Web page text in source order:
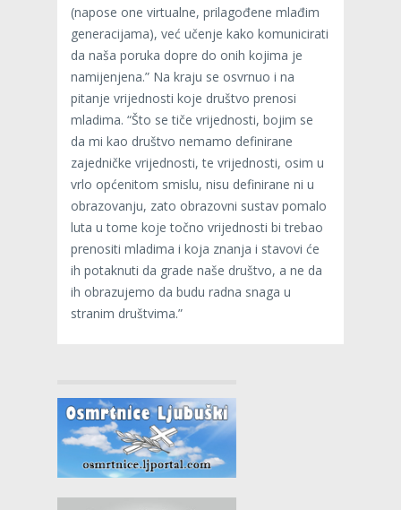
(napose one virtualne, prilagođene mlađim
generacijama), već učenje kako komunicirati
da naša poruka dopre do onih kojima je
namijenjena.” Na kraju se osvrnuo i na
pitanje vrijednosti koje društvo prenosi
mladima. “Što se tiče vrijednosti, bojim se
da mi kao društvo nemamo definirane
zajedničke vrijednosti, te vrijednosti, osim u
vrlo općenitom smislu, nisu definirane ni u
obrazovanju, zato obrazovni sustav pomalo
luta u tome koje točno vrijednosti bi trebao
prenositi mladima i koja znanja i stavovi će
ih potaknuti da grade naše društvo, a ne da
ih obrazujemo da budu radna snaga u
stranim društvima.”